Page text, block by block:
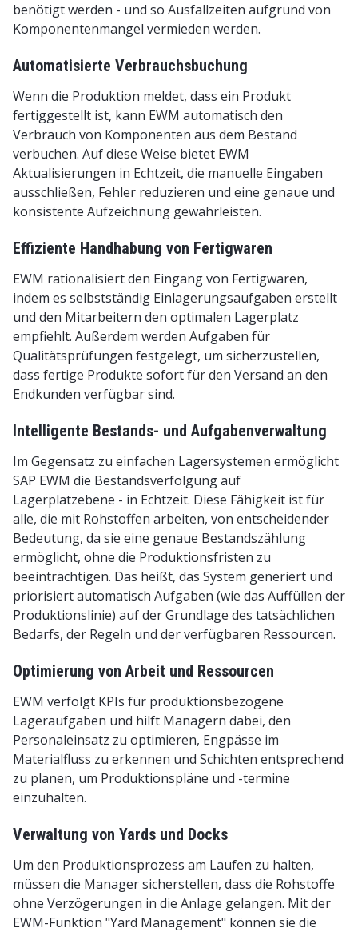
benötigt werden - und so Ausfallzeiten aufgrund von
Komponentenmangel vermieden werden.
Automatisierte Verbrauchsbuchung
Wenn die Produktion meldet, dass ein Produkt
fertiggestellt ist, kann EWM automatisch den
Verbrauch von Komponenten aus dem Bestand
verbuchen. Auf diese Weise bietet EWM
Aktualisierungen in Echtzeit, die manuelle Eingaben
ausschließen, Fehler reduzieren und eine genaue und
konsistente Aufzeichnung gewährleisten.
Effiziente Handhabung von Fertigwaren
EWM rationalisiert den Eingang von Fertigwaren,
indem es selbstständig Einlagerungsaufgaben erstellt
und den Mitarbeitern den optimalen Lagerplatz
empfiehlt. Außerdem werden Aufgaben für
Qualitätsprüfungen festgelegt, um sicherzustellen,
dass fertige Produkte sofort für den Versand an den
Endkunden verfügbar sind.
Intelligente Bestands- und Aufgabenverwaltung
Im Gegensatz zu einfachen Lagersystemen ermöglicht
SAP EWM die Bestandsverfolgung auf
Lagerplatzebene - in Echtzeit. Diese Fähigkeit ist für
alle, die mit Rohstoffen arbeiten, von entscheidender
Bedeutung, da sie eine genaue Bestandszählung
ermöglicht, ohne die Produktionsfristen zu
beeinträchtigen. Das heißt, das System generiert und
priorisiert automatisch Aufgaben (wie das Auffüllen der
Produktionslinie) auf der Grundlage des tatsächlichen
Bedarfs, der Regeln und der verfügbaren Ressourcen.
Optimierung von Arbeit und Ressourcen
EWM verfolgt KPIs für produktionsbezogene
Lageraufgaben und hilft Managern dabei, den
Personaleinsatz zu optimieren, Engpässe im
Materialfluss zu erkennen und Schichten entsprechend
zu planen, um Produktionspläne und -termine
einzuhalten.
Verwaltung von Yards und Docks
Um den Produktionsprozess am Laufen zu halten,
müssen die Manager sicherstellen, dass die Rohstoffe
ohne Verzögerungen in die Anlage gelangen. Mit der
EWM-Funktion "Yard Management" können sie die